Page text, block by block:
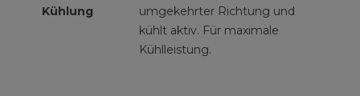
Kühlung
umgekehrter Richtung und
kühlt aktiv. Für maximale
Kühlleistung.